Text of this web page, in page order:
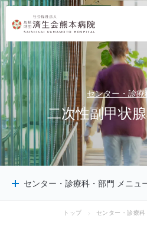
センター・診療
二次性副甲状腺
センター・診療科・部門 メニュ
トップ センター・診療科